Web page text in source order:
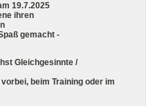
19.7.2025
ihren
gemacht -
Gleichgesinnte /
beim Training oder im